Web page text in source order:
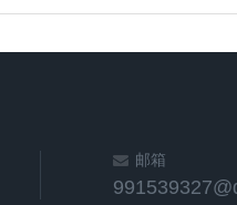
邮箱